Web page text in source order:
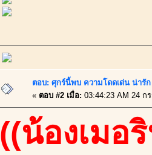
ตอบ: ศุกร์นี้พบ ความโดดเด่น น่ารั
« ตอบ #2 เมื่อ: 03:44:23 AM 24 ก
((น้องเมอ